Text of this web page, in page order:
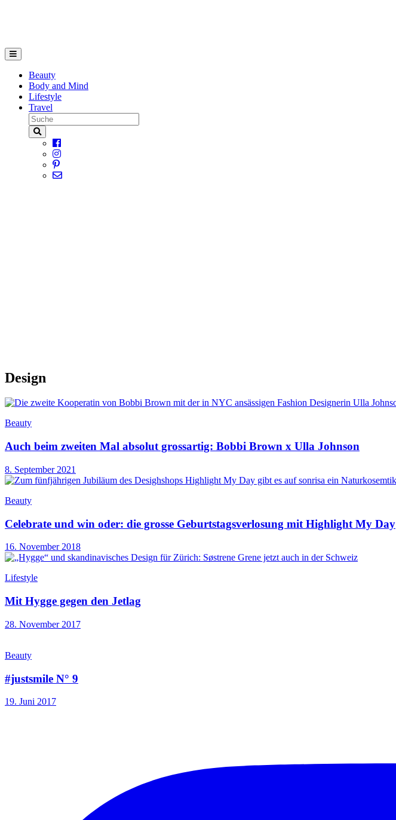
Beauty
Body and Mind
Lifestyle
Travel
Design
Beauty
Auch beim zweiten Mal absolut grossartig: Bobbi Brown x Ulla Johnson
8. September 2021
Beauty
Celebrate und win oder: die grosse Geburtstagsverlosung mit Highlight My Day
16. November 2018
Lifestyle
Mit Hygge gegen den Jetlag
28. November 2017
Beauty
#justsmile N° 9
19. Juni 2017